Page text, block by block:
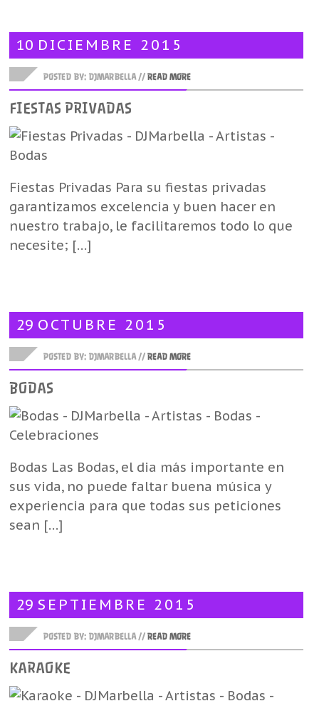
10 DICIEMBRE 2015
POSTED BY: DJMARBELLA //READ MORE
FIESTAS PRIVADAS
Fiestas Privadas Para su fiestas privadas
garantizamos excelencia y buen hacer en
nuestro trabajo, le facilitaremos todo lo que
necesite; […]
29 OCTUBRE 2015
POSTED BY: DJMARBELLA //READ MORE
BODAS
Bodas Las Bodas, el dia más importante en
sus vida, no puede faltar buena música y
experiencia para que todas sus peticiones
sean […]
29 SEPTIEMBRE 2015
POSTED BY: DJMARBELLA //READ MORE
KARAOKE